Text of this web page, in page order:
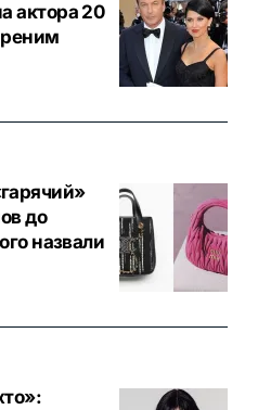
актора 20
до
назвали